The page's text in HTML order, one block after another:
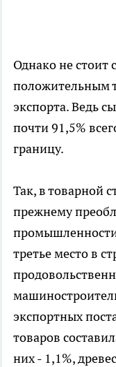
Однако не стоит
положительным
экспорта. Ведь
почти 91,5%
границу.
Так, в товарной
прежнему
третье место в
экспортных
товаров
них - 1,1%,